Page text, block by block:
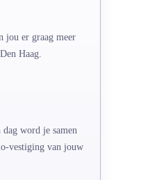
jou er graag meer
Haag.
word je samen
vestiging van jouw